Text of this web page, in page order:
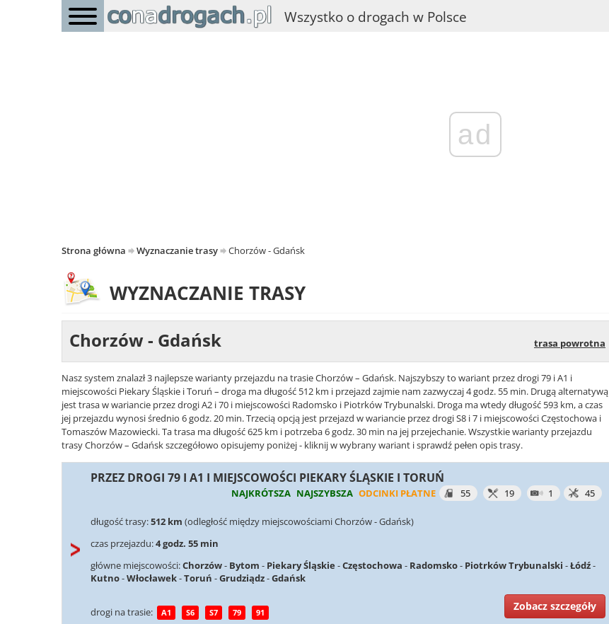
Wszystko o drogach w Polsce
ad
Strona główna Wyznaczanie trasy Chorzów - Gdańsk
WYZNACZANIE TRASY
Chorzów - Gdańsk trasa powrotna
Nasz system znalazł 3 najlepsze warianty przejazdu na trasie Chorzów – Gdańsk. Najszybszy to wariant przez drogi 79 i A1 i
miejscowości Piekary Śląskie i Toruń – droga ma długość 512 km i przejazd zajmie nam zazwyczaj 4 godz. 55 min. Drugą alternatywą
jest trasa w wariancie przez drogi A2 i 70 i miejscowości Radomsko i Piotrków Trybunalski. Droga ma wtedy długość 593 km, a czas
jej przejazdu wynosi średnio 6 godz. 20 min. Trzecią opcją jest przejazd w wariancie przez drogi S8 i 7 i miejscowości Częstochowa i
Tomaszów Mazowiecki. Ta trasa ma długość 625 km i potrzeba 6 godz. 30 min na jej przejechanie. Wszystkie warianty przejazdu
trasy Chorzów – Gdańsk szczegółowo opisujemy poniżej - kliknij w wybrany wariant i sprawdź pełen opis trasy.
PRZEZ DROGI 79 I A1 I MIEJSCOWOŚCI PIEKARY ŚLĄSKIE I TORUŃ
NAJKRÓTSZA NAJSZYBSZA ODCINKI PŁATNE 55 19 1 45
długość trasy:512 km (odległość między miejscowościami Chorzów - Gdańsk)
czas przejazdu:4 godz. 55 min
główne miejscowości:Chorzów- Bytom - Piekary Śląskie -Częstochowa - Radomsko- Piotrków Trybunalski -Łódź-
Kutno-Włocławek-Toruń -Grudziądz-Gdańsk
drogi na trasie: A1 S6 S7 79 91
Zobacz szczegóły